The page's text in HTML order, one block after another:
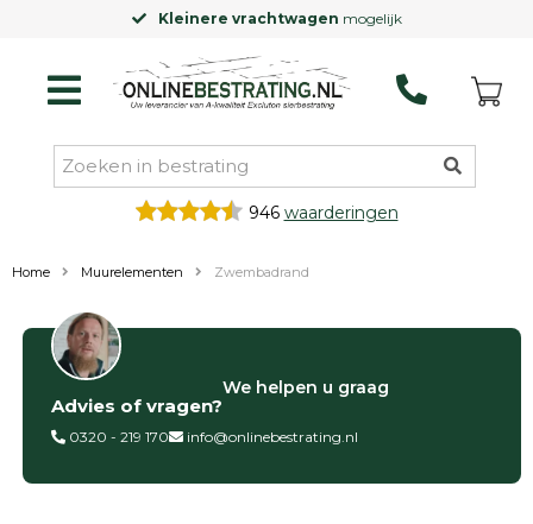
Kleinere vrachtwagen mogelijk
946 waarderingen
Home Muurelementen Zwembadrand
Filter op
Categorieën
Betontegels
Advies of vragen?
We helpen u graag
0320 - 219 170 info@onlinebestrating.nl